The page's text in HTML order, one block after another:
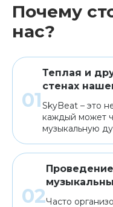
Почему
нас?
Теплая и
стенах
SkyBeat – это
каждый может
музыкальную
Часто